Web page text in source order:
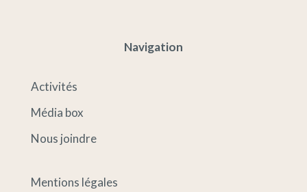
Navigation
Activités
Média box
Nous joindre
Mentions légales